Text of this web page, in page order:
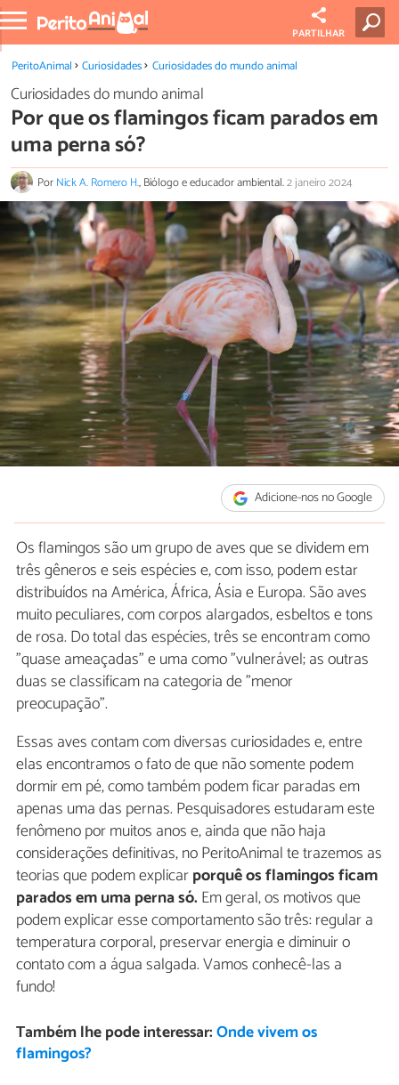
PARTILHAR
PeritoAnimal Curiosidades Curiosidades do mundo animal
Curiosidades do mundo animal
Por que os flamingos ficam parados em
uma perna só?
PorNick A. Romero H., Biólogo e educador ambiental.2 janeiro 2024
Adicione-nos no Google
Os flamingos são um grupo de aves que se dividem em
três gêneros e seis espécies e, com isso, podem estar
distribuídos na América, África, Ásia e Europa. São aves
muito peculiares, com corpos alargados, esbeltos e tons
de rosa. Do total das espécies, três se encontram como
"quase ameaçadas" e uma como "vulnerável; as outras
duas se classificam na categoria de "menor
preocupação".
Essas aves contam com diversas curiosidades e, entre
elas encontramos o fato de que não somente podem
dormir em pé, como também podem ficar paradas em
apenas uma das pernas. Pesquisadores estudaram este
fenômeno por muitos anos e, ainda que não haja
considerações definitivas, no PeritoAnimal te trazemos as
teorias que podem explicarporquê os flamingos ficam
parados em uma perna só.Em geral, os motivos que
podem explicar esse comportamento são três: regular a
temperatura corporal, preservar energia e diminuir o
contato com a água salgada. Vamos conhecê-las a
fundo!
Também lhe pode interessar:Onde vivem os
flamingos?